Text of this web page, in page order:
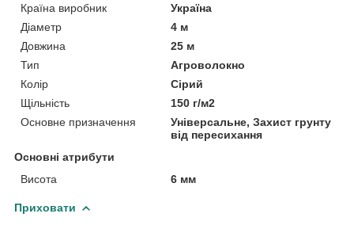
Країна виробник
Україна
Діаметр
4 м
Довжина
25 м
Тип
Агроволокно
Колір
Сірий
Щільність
150 г/м2
Основне призначення
Універсальне, Захист грунту
від пересихання
Основні атрибути
Висота
6 мм
Приховати